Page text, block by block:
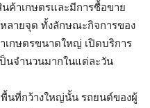
ค้าเกษตรและมีการซื้อขาย
ลายจุด ทั้งลักษณะกิจการของ
กษตรขนาดใหญ่ เปิดบริการ
นจำนวนมากในแต่ละวัน
นที่กว้างใหญ่นั้น รถยนต์ของผู้